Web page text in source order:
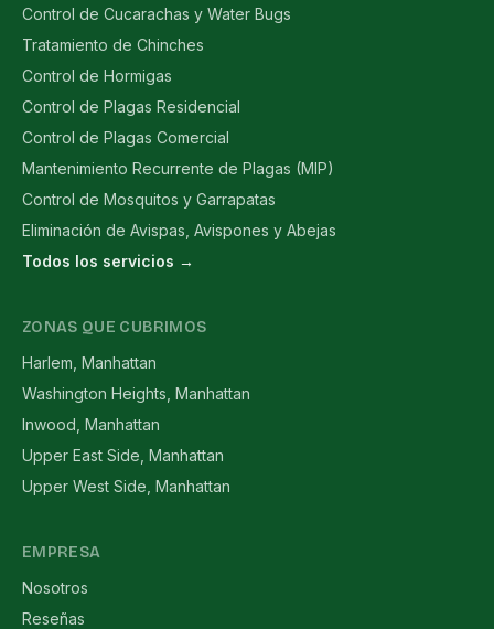
Control de Cucarachas y Water Bugs
Tratamiento de Chinches
Control de Hormigas
Control de Plagas Residencial
Control de Plagas Comercial
Mantenimiento Recurrente de Plagas (MIP)
Control de Mosquitos y Garrapatas
Eliminación de Avispas, Avispones y Abejas
Todos los servicios →
ZONAS QUE CUBRIMOS
Harlem, Manhattan
Washington Heights, Manhattan
Inwood, Manhattan
Upper East Side, Manhattan
Upper West Side, Manhattan
EMPRESA
Nosotros
Reseñas